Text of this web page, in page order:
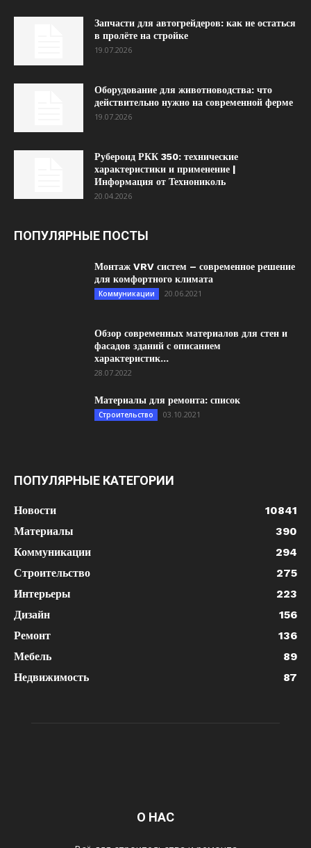
Запчасти для автогрейдеров: как не остаться
в пролёте на стройке
19.07.2026
Оборудование для животноводства: что
действительно нужно на современной ферме
19.07.2026
Рубероид РКК 350: технические
характеристики и применение |
Информация от Технониколь
20.04.2026
ПОПУЛЯРНЫЕ ПОСТЫ
Монтаж VRV систем – современное решение
для комфортного климата
Коммуникации 20.06.2021
Обзор современных материалов для стен и
фасадов зданий с описанием
характеристик...
28.07.2022
Материалы для ремонта: список
Строительство 03.10.2021
ПОПУЛЯРНЫЕ КАТЕГОРИИ
Новости
10841
Материалы
390
Коммуникации
294
Строительство
275
Интерьеры
223
Дизайн
156
Ремонт
136
Мебель
89
Недвижимость
87
О НАС